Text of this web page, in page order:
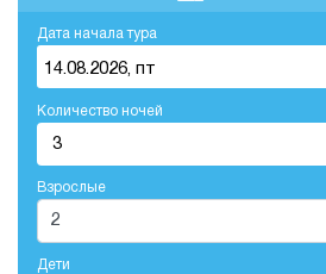
Дата начала тура
14.08.2026, пт
Количество ночей
3
Взрослые
Дети